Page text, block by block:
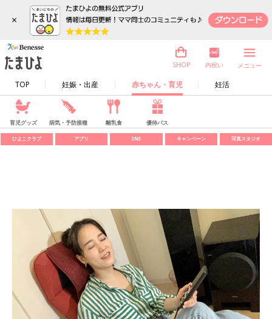
×
TOP 妊娠・出産 赤ちゃん・育児 妊活
SHOP 内祝い メニュー
育児グッズ 病気・予防接種 離乳食 優待パス
ひよこクラブ アプリ SNS キャンペーン 写真スタジオ